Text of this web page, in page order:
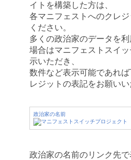
イトを構築した方は、
各マニフェストへのクレ
ください。
多くの政治家のデータを
場合はマニフェストスイ
示いただき、
数件など表示可能であれ
レジットの表記をお願いい
政治家の名前
政治家の名前のリンク先